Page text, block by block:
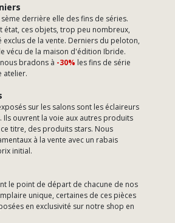
derrière elle des fins de séries.
état, ces objets, trop peu nombreux,
de la vente. Derniers du peloton,
vécu de la maison d'édition Ibride.
bradons à -30% les fins de série
atelier.
sur les salons sont les éclaireurs
Ils ouvrent la voie aux autres produits
titre, des produits stars. Nous
à la vente avec un rabais
initial.
le point de départ de chacune de nos
unique, certaines de ces pièces
en exclusivité sur notre shop en